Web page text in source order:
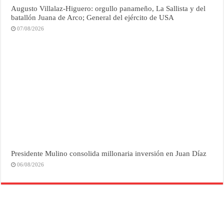
Augusto Villalaz-Higuero: orgullo panameño, La Sallista y del
batallón Juana de Arco; General del ejército de USA
07/08/2026
Presidente Mulino consolida millonaria inversión en Juan Díaz
06/08/2026